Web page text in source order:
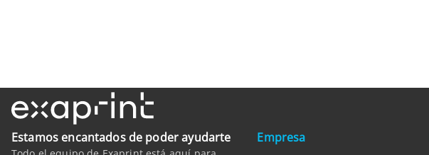
Estamos encantados de poder ayudarte Empresa